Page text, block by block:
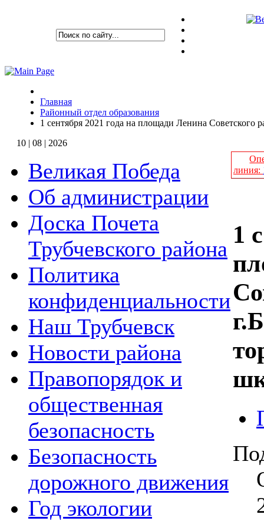
Главная
Районный отдел образования
1 сентября 2021 года на площади Ленина Советского
10 | 08 | 2026
Великая Победа
Об администрации
Доска Почета
Трубчевского района
Политика
конфиденциальности
Наш Трубчевск
Новости района
Правопорядок и
общественная
безопасность
Безопасность
дорожного движения
Год экологии
линия:
1